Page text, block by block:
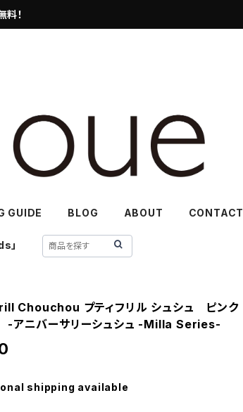
！
GUIDE BLOG ABOUT CONTACT
」
Chouchou プティフリル シュシュ ピンク
-アニバーサリーシュシュ -Milla Series-
shipping available